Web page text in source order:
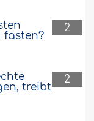
2
fasten?
2
treibt